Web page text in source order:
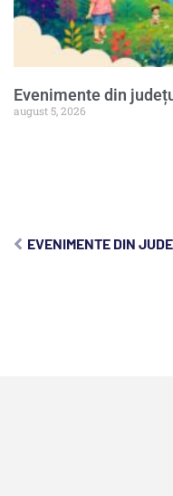
Evenimente din
august 5, 2026